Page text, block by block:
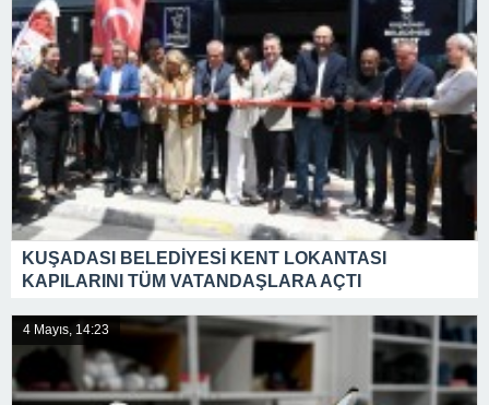
KUŞADASI BELEDİYESİ KENT LOKANTASI
KAPILARINI TÜM VATANDAŞLARA AÇTI
4 Mayıs, 14:23